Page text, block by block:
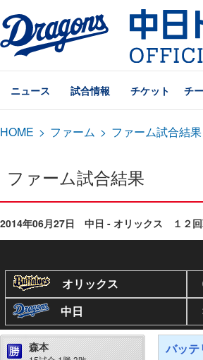
ニュース 試合情報 チケット チ
HOME > ファーム > ファーム試合結果
ファーム試合結果
2014年06月27日 中日 - オリックス １２
オリックス
中日
森本
バッテ